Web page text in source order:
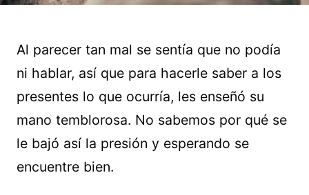
Al parecer tan mal se sentía que no podía
ni hablar, así que para hacerle saber a los
presentes lo que ocurría, les enseñó su
mano temblorosa. No sabemos por qué se
le bajó así la presión y esperando se
encuentre bien.